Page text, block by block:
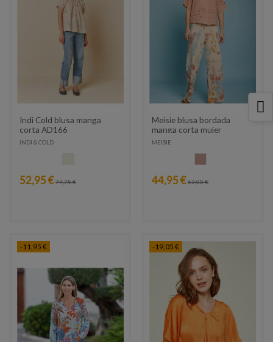
Indi Cold blusa manga
corta AD166
INDI & COLD
52,95 €74,75 €
Meisie blusa bordada
manga corta mujer
M102B02
MEISIE
44,95 € 63,00 €
-11,95 € -19,05 €